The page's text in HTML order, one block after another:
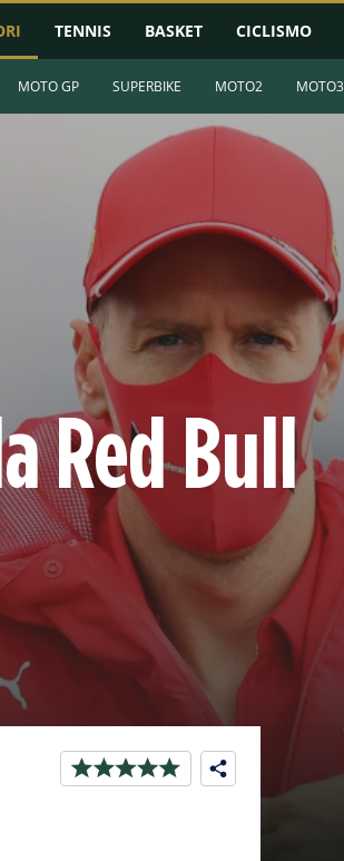
TENNIS BASKET CICLISMO
MOTO GP SUPERBIKE MOTO2 MOTO3
Red Bull